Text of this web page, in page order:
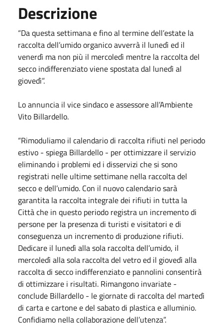
Descrizione
“Da questa settimana e fino al termine dell’estate la
raccolta dell’umido organico avverrà il lunedì ed il
venerdì ma non più il mercoledì mentre la raccolta del
secco indifferenziato viene spostata dal lunedì al
giovedì”.
Lo annuncia il vice sindaco e assessore all’Ambiente
Vito Billardello.
“Rimoduliamo il calendario di raccolta rifiuti nel periodo
estivo - spiega Billardello - per ottimizzare il servizio
eliminando i problemi ed i disservizi che si sono
registrati nelle ultime settimane nella raccolta del
secco e dell’umido. Con il nuovo calendario sarà
garantita la raccolta integrale dei rifiuti in tutta la
Città che in questo periodo registra un incremento di
persone per la presenza di turisti e visitatori e di
conseguenza un incremento di produzione rifiuti.
Dedicare il lunedì alla sola raccolta dell’umido, il
mercoledì alla sola raccolta del vetro ed il giovedì alla
raccolta di secco indifferenziato e pannolini consentirà
di ottimizzare i risultati. Rimangono invariate -
conclude Billardello - le giornate di raccolta del martedì
di carta e cartone e del sabato di plastica e alluminio.
Confidiamo nella collaborazione dell’utenza”.